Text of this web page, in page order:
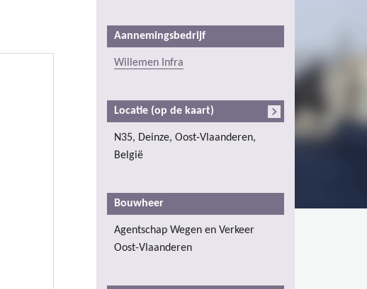
Aannemingsbedrijf
Willemen Infra
Locatie (op de kaart)
N35, Deinze, Oost-Vlaanderen,
België
Bouwheer
Agentschap Wegen en Verkeer
Oost-Vlaanderen